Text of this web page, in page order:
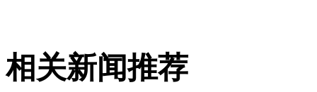
相关新闻推荐